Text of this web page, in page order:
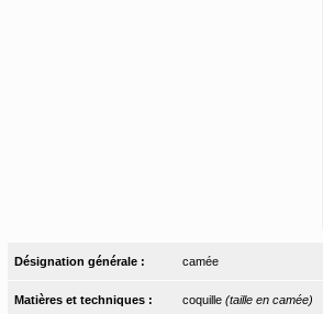
Désignation générale : camée
Matières et techniques : coquille (taille en camée)